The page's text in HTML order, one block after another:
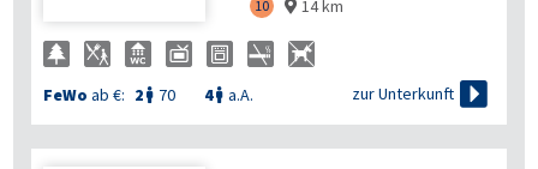
10  14 km
FeWo ab €: 2  70 4 a.A. zur Unterkunft 